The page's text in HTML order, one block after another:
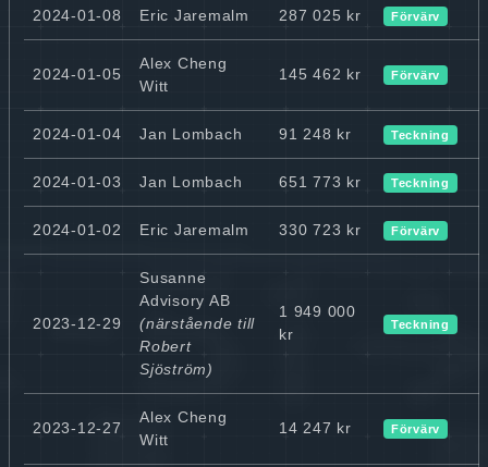
2024-01-08 Eric Jaremalm 287 025 kr Förvärv
2024-01-05
Alex Cheng
Witt
145 462 kr Förvärv
2024-01-04 Jan Lombach 91 248 kr Teckning
2024-01-03 Jan Lombach 651 773 kr Teckning
2024-01-02 Eric Jaremalm 330 723 kr Förvärv
2023-12-29
Susanne
Advisory AB
(närstående till
Robert
Sjöström)
1 949 000
kr
Teckning
2023-12-27
Alex Cheng
Witt
14 247 kr Förvärv